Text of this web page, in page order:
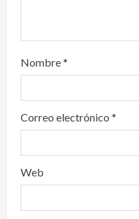
Nombre*
Correo electrónico *
Web